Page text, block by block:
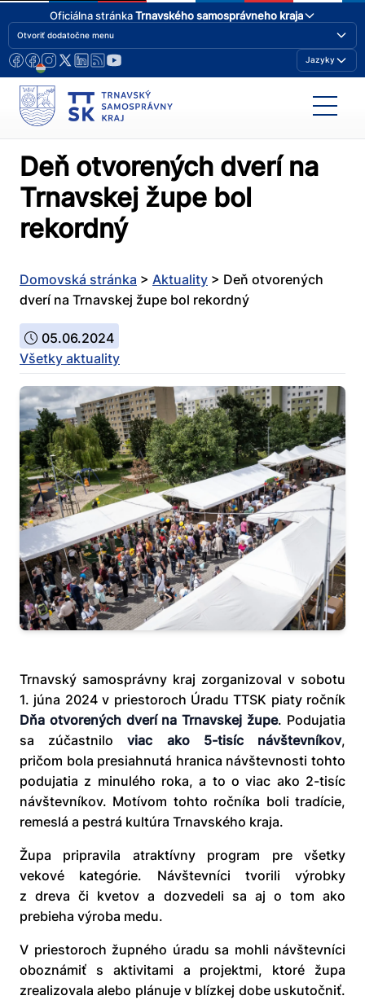
Oficiálna stránkaTrnavského samosprávneho kraja
Otvoriť dodatočne menu
Jazyky
Deň otvorených dverí na
Trnavskej župe bol
rekordný
Domovská stránka > Aktuality > Deň otvorených
dverí na Trnavskej župe bol rekordný
05.06.2024
Všetky aktuality
Trnavský samosprávny kraj zorganizoval v sobotu
1. júna 2024 v priestoroch Úradu TTSK piaty ročník
Dňa otvorených dverí na Trnavskej župe. Podujatia
sa zúčastniloviac ako 5-tisíc návštevníkov,
pričom bola presiahnutá hranica návštevnosti tohto
podujatia z minulého roka, a to o viac ako 2-tisíc
návštevníkov. Motívom tohto ročníka boli tradície,
remeslá a pestrá kultúra Trnavského kraja.
Župa pripravila atraktívny program pre všetky
vekové kategórie. Návštevníci tvorili výrobky
z dreva či kvetov a dozvedeli sa aj o tom ako
prebieha výroba medu.
V priestoroch župného úradu sa mohli návštevníci
oboznámiť s aktivitami a projektmi, ktoré župa
zrealizovala alebo plánuje v blízkej dobe uskutočniť.